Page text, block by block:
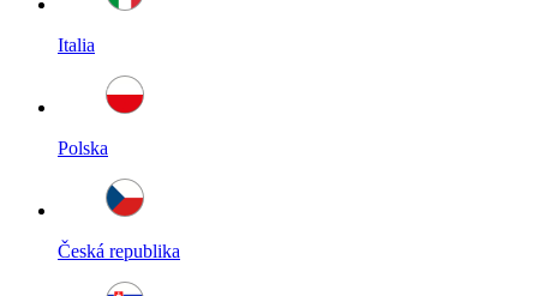
Italia
Polska
Česká republika